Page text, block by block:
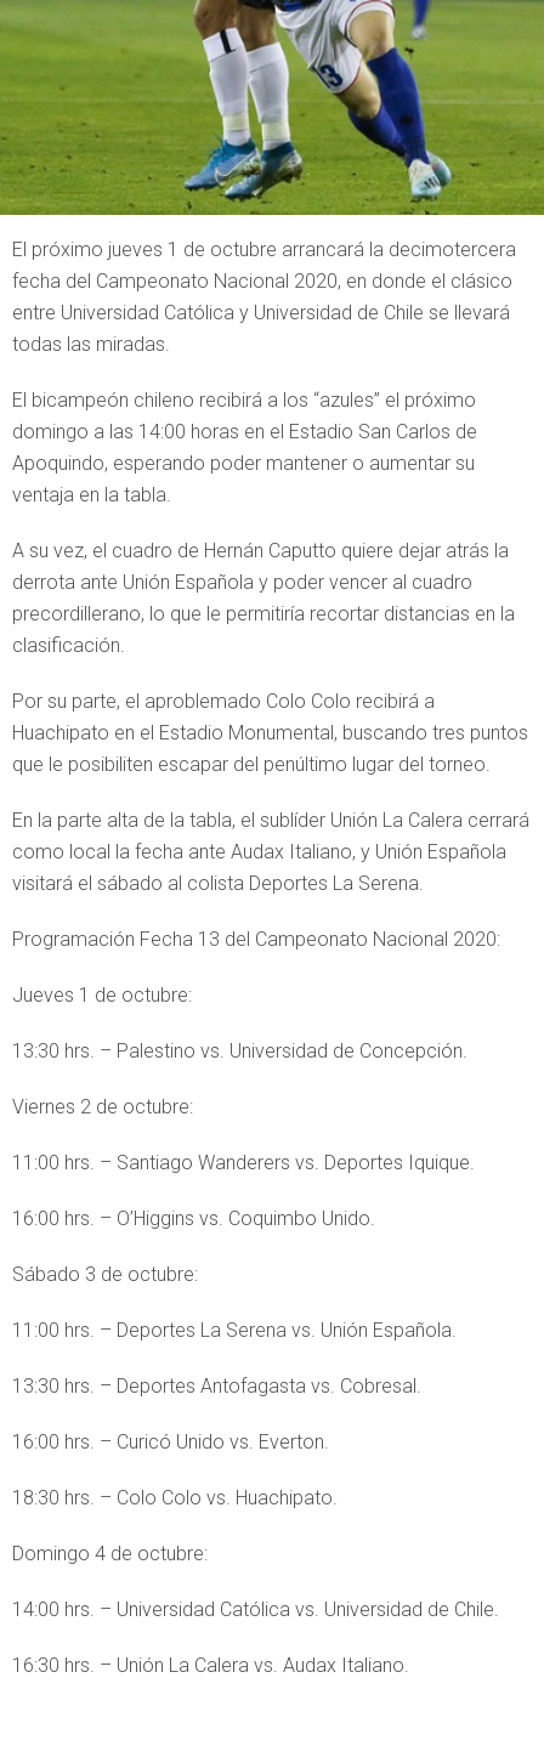
El próximo jueves 1 de octubre arrancará la decimotercera
fecha del Campeonato Nacional 2020, en donde el clásico
entre Universidad Católica y Universidad de Chile se llevará
todas las miradas.
El bicampeón chileno recibirá a los “azules” el próximo
domingo a las 14:00 horas en el Estadio San Carlos de
Apoquindo, esperando poder mantener o aumentar su
ventaja en la tabla.
A su vez, el cuadro de Hernán Caputto quiere dejar atrás la
derrota ante Unión Española y poder vencer al cuadro
precordillerano, lo que le permitiría recortar distancias en la
clasificación.
Por su parte, el aproblemado Colo Colo recibirá a
Huachipato en el Estadio Monumental, buscando tres puntos
que le posibiliten escapar del penúltimo lugar del torneo.
En la parte alta de la tabla, el sublíder Unión La Calera cerrará
como local la fecha ante Audax Italiano, y Unión Española
visitará el sábado al colista Deportes La Serena.
Programación Fecha 13 del Campeonato Nacional 2020:
Jueves 1 de octubre:
13:30 hrs. – Palestino vs. Universidad de Concepción.
Viernes 2 de octubre:
11:00 hrs. – Santiago Wanderers vs. Deportes Iquique.
16:00 hrs. – O’Higgins vs. Coquimbo Unido.
Sábado 3 de octubre:
11:00 hrs. – Deportes La Serena vs. Unión Española.
13:30 hrs. – Deportes Antofagasta vs. Cobresal.
16:00 hrs. – Curicó Unido vs. Everton.
18:30 hrs. – Colo Colo vs. Huachipato.
Domingo 4 de octubre:
14:00 hrs. – Universidad Católica vs. Universidad de Chile.
16:30 hrs. – Unión La Calera vs. Audax Italiano.